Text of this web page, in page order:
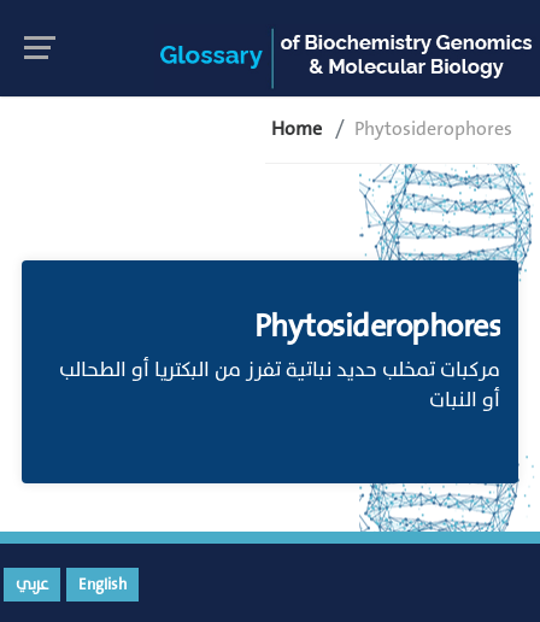
Home Phytosiderophores
Phytosiderophores
مركبات تمخلب حديد نباتية تفرز من البكتريا أو الطحالب
أو النبات
English عربي